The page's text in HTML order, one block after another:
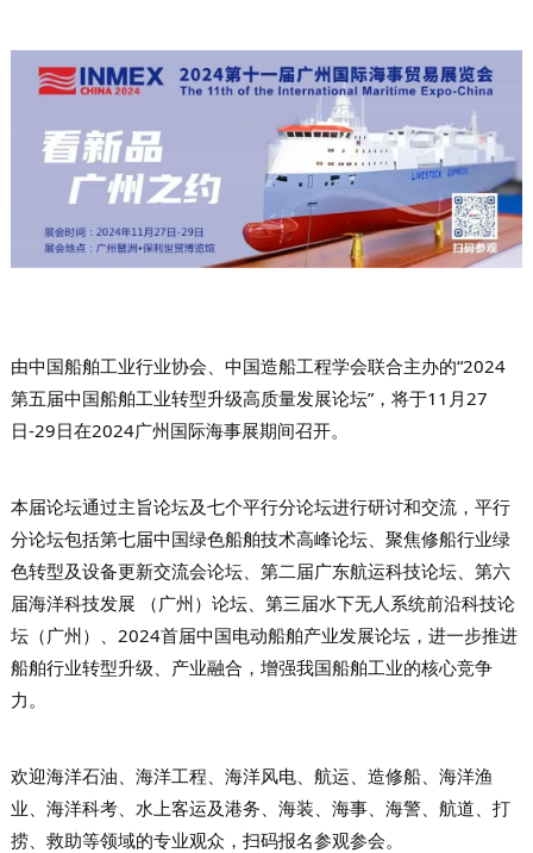
由中国船舶工业行业协会、中国造船工程学会联合主办的“2024
第五届中国船舶工业转型升级高质量发展论坛”，将于11月27
日-29日在2024广州国际海事展期间召开。
本届论坛通过主旨论坛及七个平行分论坛进行研讨和交流，平行
分论坛包括第七届中国绿色船舶技术高峰论坛、聚焦修船行业绿
色转型及设备更新交流会论坛、第二届广东航运科技论坛、第六
届海洋科技发展 （广州）论坛、第三届水下无人系统前沿科技论
坛（广州）、2024首届中国电动船舶产业发展论坛，进一步推进
船舶行业转型升级、产业融合，增强我国船舶工业的核心竞争
力。
欢迎海洋石油、海洋工程、海洋风电、航运、造修船、海洋渔
业、海洋科考、水上客运及港务、海装、海事、海警、航道、打
捞、救助等领域的专业观众，扫码报名参观参会。